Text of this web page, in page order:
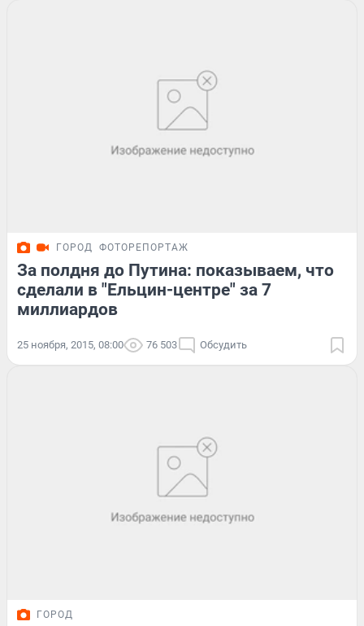
ГОРОД ФОТОРЕПОРТАЖ
За полдня до Путина: показываем, что
сделали в "Ельцин-центре" за 7
миллиардов
25 ноября, 2015, 08:00 76 503 Обсудить
ГОРОД